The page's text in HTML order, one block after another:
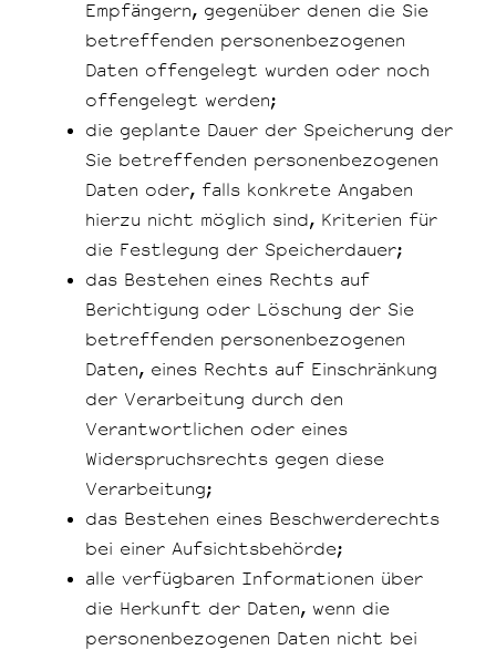
Empfängern, gegenüber denen die Sie
betreffenden personenbezogenen
Daten offengelegt wurden oder noch
offengelegt werden;
die geplante Dauer der Speicherung der
Sie betreffenden personenbezogenen
Daten oder, falls konkrete Angaben
hierzu nicht möglich sind, Kriterien für
die Festlegung der Speicherdauer;
das Bestehen eines Rechts auf
Berichtigung oder Löschung der Sie
betreffenden personenbezogenen
Daten, eines Rechts auf Einschränkung
der Verarbeitung durch den
Verantwortlichen oder eines
Widerspruchsrechts gegen diese
Verarbeitung;
das Bestehen eines Beschwerderechts
bei einer Aufsichtsbehörde;
alle verfügbaren Informationen über
die Herkunft der Daten, wenn die
personenbezogenen Daten nicht bei